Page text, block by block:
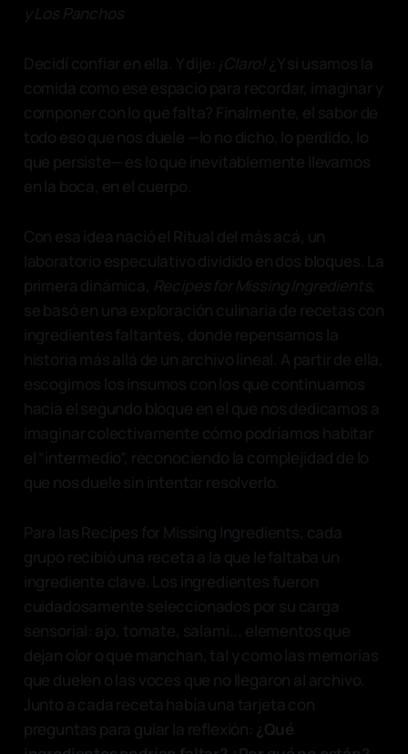
y Los Panchos
Decidí confiar en ella. Y dije: ¡Claro!¿Y si usamos la
comida como ese espacio para recordar, imaginar y
componer con lo que falta? Finalmente, el sabor de
todo eso que nos duele —lo no dicho, lo perdido, lo
que persiste— es lo que inevitablemente llevamos
en la boca, en el cuerpo.
Con esa idea nació el Ritual del más acá, un
laboratorio especulativo dividido en dos bloques. La
primera dinámica, Recipes for Missing Ingredients,
se basó en una exploración culinaria de recetas con
ingredientes faltantes, donde repensamos la
historia más allá de un archivo lineal. A partir de ella,
escogimos los insumos con los que continuamos
hacia el segundo bloque en el que nos dedicamos a
imaginar colectivamente cómo podríamos habitar
el “intermedio”, reconociendo la complejidad de lo
que nos duele sin intentar resolverlo.
Para las Recipes for Missing Ingredients, cada
grupo recibió una receta a la que le faltaba un
ingrediente clave. Los ingredientes fueron
cuidadosamente seleccionados por su carga
sensorial: ajo, tomate, salami... elementos que
dejan olor o que manchan, tal y como las memorias
que duelen o las voces que no llegaron al archivo.
Junto a cada receta había una tarjeta con
preguntas para guiar la reflexión: ¿Qué